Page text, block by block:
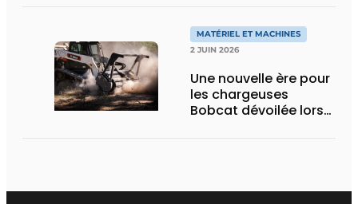
eActros Lowliner
MATÉRIEL ET MACHINES
2 JUIN 2026
Une nouvelle ère pour
les chargeuses
Bobcat dévoilée lors